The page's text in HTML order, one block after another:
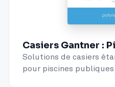
Casiers Gantner :
Solutions de casiers
pour piscines